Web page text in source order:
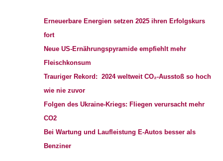
Erneuerbare Energien setzen 2025 ihren Erfolgskurs
fort
Neue US-Ernährungspyramide empfiehlt mehr
Fleischkonsum
Trauriger Rekord: 2024 weltweit CO₂-Ausstoß so hoch
wie nie zuvor
Folgen des Ukraine-Kriegs: Fliegen verursacht mehr
CO2
Bei Wartung und Laufleistung E-Autos besser als
Benziner